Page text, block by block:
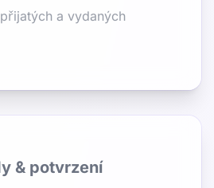
a vydaných
& potvrzení